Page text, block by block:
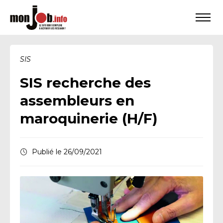
SIS
SIS recherche des
assembleurs en
maroquinerie (H/F)
Publié le 26/09/2021